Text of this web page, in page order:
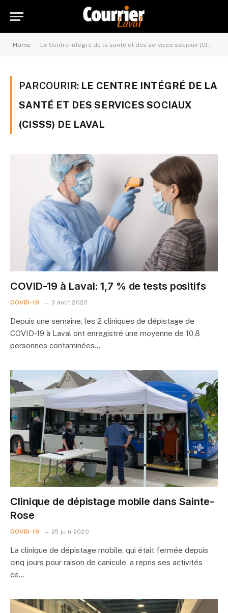
Home - Le Centre intégré de la santé et des services sociaux (CISSS) de Laval
PARCOURIR: LE CENTRE INTÉGRÉ DE LA
SANTÉ ET DES SERVICES SOCIAUX
(CISSS) DE LAVAL
COVID-19 à Laval: 1,7 % de tests positifs
COVID-19 3 août 2020
Depuis une semaine, les 2 cliniques de dépistage de
COVID-19 à Laval ont enregistré une moyenne de 10,8
personnes contaminées…
Clinique de dépistage mobile dans Sainte-
Rose
COVID-19 25 juin 2020
La clinique de dépistage mobile, qui était fermée depuis
cinq jours pour raison de canicule, a repris ses activités
ce…